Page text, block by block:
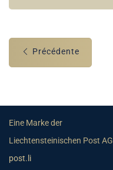
Précédente
Eine Marke der
Liechtensteinischen Post AG
post.li